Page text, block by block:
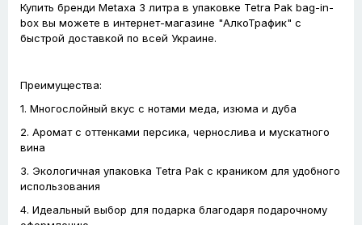
Купить бренди Metaxa 3 литра в упаковке Tetra Pak bag-in-
box вы можете в интернет-магазине "АлкоТрафик" с
быстрой доставкой по всей Украине.
Преимущества:
1. Многослойный вкус с нотами меда, изюма и дуба
2. Аромат с оттенками персика, чернослива и мускатного
вина
3. Экологичная упаковка Tetra Pak с краником для удобного
использования
4. Идеальный выбор для подарка благодаря подарочному